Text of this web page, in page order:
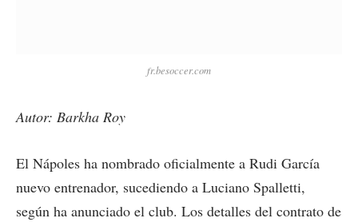
fr.besoccer.com
Autor: Barkha Roy
El Nápoles ha nombrado oficialmente a Rudi García
nuevo entrenador, sucediendo a Luciano Spalletti,
según ha anunciado el club. Los detalles del contrato de